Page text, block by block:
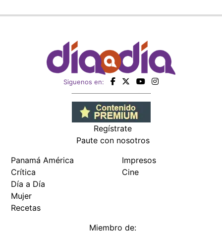
Siguenos en:
Regístrate
Paute con nosotros
Panamá América
Crítica
Día a Día
Mujer
Recetas
Impresos
Cine
Miembro de: